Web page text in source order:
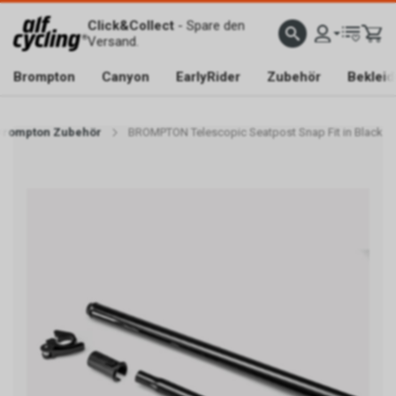
Click&Collect- Spare den
Versand.
Brompton Canyon EarlyRider Zubehör
Zubehör BROMPTON Telescopic Seatpost Snap Fit in Black